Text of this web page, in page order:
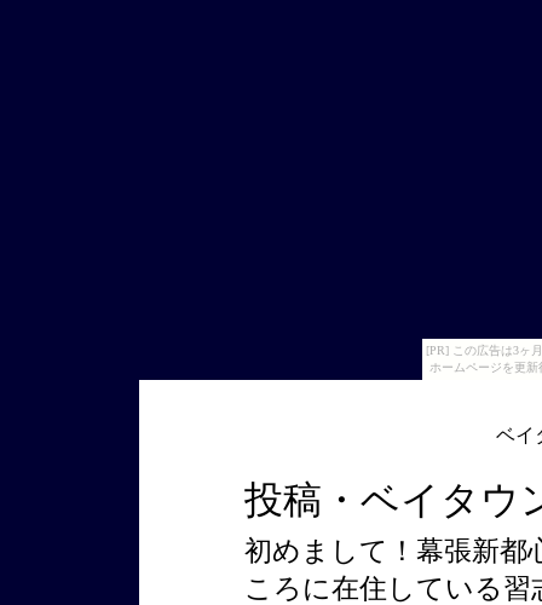
[PR] この広告は3ヶ
ホームページを更
ベイ
投稿・ベイタウ
初めまして！幕張新
ころに在住している習